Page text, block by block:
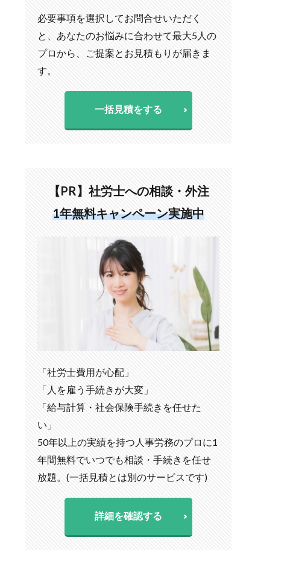
必要事項を選択してお問合せいただく
と、あなたのお悩みに合わせて最大5人の
プロから、ご提案とお見積もりが届きま
す。
一括見積をする
【PR】社労士への相談・外注
1年無料キャンペーン実施中
「社労士費用が心配」
「人を雇う手続きが大変」
「給与計算・社会保険手続きを任せた
い」
50年以上の実績を持つ人事労務のプロに1
年間無料でいつでも相談・手続きを任せ
放題。(一括見積とは別のサービスです)
詳細を確認する